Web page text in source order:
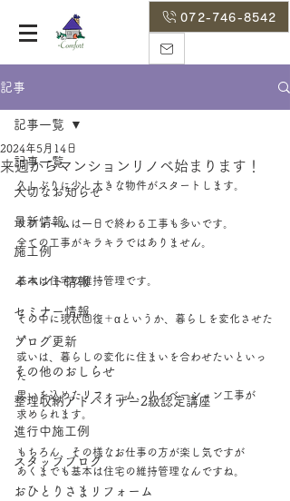
072-746-8542
記事
記事一覧
大切なお知らせ
最新情報
施工例
イベント情報
セミナー情報
ブログ更新
その他のおしらせ
整理収納アドバイザー2級認定講座
進行中施工例
スタッフブログ
おひとりさまリフォーム
記事一覧
来週からマンションリノベ始まります！
2024年5月14日
久しぶりに少し大きな物件がスタートします。
リフォームは一日で終わる工事も多いです。
全ての工事がキラキラではありません。
基本は住宅の維持管理です。
その中に現状回復＋αというか、暮らしを変化させた
い
或いは、暮らしの変化に住まいを合わせたいといっ
た
思いを込めたリフォーム、リノベーション工事が
求められます。
もちろん、その様なお仕事の方が楽し気ですが
あくまでも基本は住宅の維持管理なんですね。